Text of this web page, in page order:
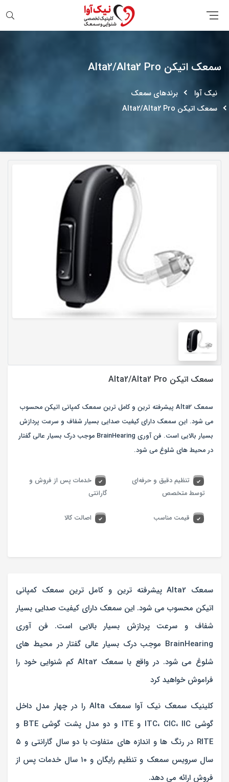
سمعک اتیکن Alta2/Alta2 Pro
نیک آوا
برندهای سمعک
سمعک اتیکن Alta2/Alta2 Pro
سمعک اتیکن Alta2/Alta2 Pro
سمعک Alta2 پیشرفته ترین و کامل ترین سمعک کمپانی اتیکن محسوب
می شود. این سمعک دارای کیفیت صدایی بسیار شفاف و سرعت پردازش
بسیار بالایی است. فن آوری BrainHearing موجب درک بسیار عالی گفتار
در محیط های شلوغ می شود.
تنظیم دقیق و حرفه‌ای
توسط متخصص
خدمات پس از فروش و
گارانتی
قیمت مناسب اصالت کالا
سمعک Alta2 پیشرفته ترین و کامل ترین سمعک کمپانی
اتیکن محسوب می شود. این سمعک دارای کیفیت صدایی بسیار
شفاف و سرعت پردازش بسیار بالایی است. فن آوری
BrainHearing موجب درک بسیار عالی گفتار در محیط های
شلوغ می شود. در واقع با سمعک Alta2 کم شنوایی خود را
فراموش خواهید کرد
کلینیک سمعک نیک آوا سمعک Alta را در چهار مدل داخل
گوشی ITC، CIC، IIC و ITE و دو مدل پشت گوشی BTE و
RITE در رنگ ها و اندازه های متفاوت با دو سال گارانتی و ۵
سال سرویس سمعک و تنظیم رایگان و ۱۰ سال خدمات پس از
فروش ارائه می دهد.